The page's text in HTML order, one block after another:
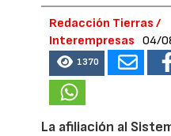
Redacción Tierras /
Interempresas
04/
1370
La afiliación al